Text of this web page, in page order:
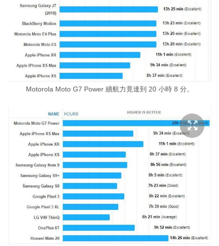
Motorola Moto G7 Power 續航力竟達到 20 小時 8 分。